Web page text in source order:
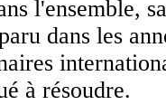
l'ensemble,
dans les
à résoudre.